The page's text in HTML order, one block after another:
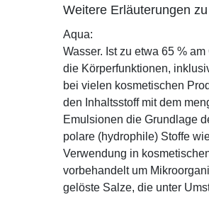
Weitere Erläuterungen
Aqua:
Wasser. Ist zu etwa 65 %
die Körperfunktionen,
bei vielen kosmetischen
den Inhaltsstoff mit dem
Emulsionen die Grundlage
polare (hydrophile) Stoffe
Verwendung in
vorbehandelt um
gelöste Salze, die unter